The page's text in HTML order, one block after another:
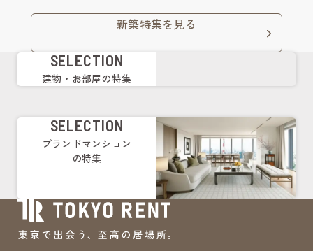
新築特集を見る
SELECTION
建物・お部屋の特集
SELECTION
ブランドマンション
の特集